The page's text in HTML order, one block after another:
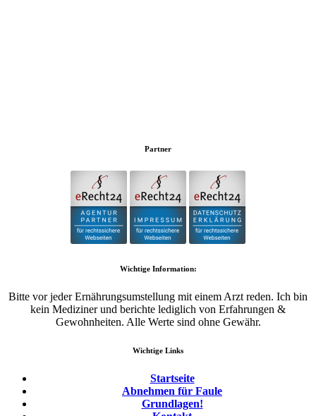
Partner
Wichtige Information:
Bitte vor jeder Ernährungsumstellung mit einem Arzt reden. Ich bin
kein Mediziner und berichte lediglich von Erfahrungen &
Gewohnheiten. Alle Werte sind ohne Gewähr.
Wichtige Links
Startseite
Abnehmen für Faule
Grundlagen!